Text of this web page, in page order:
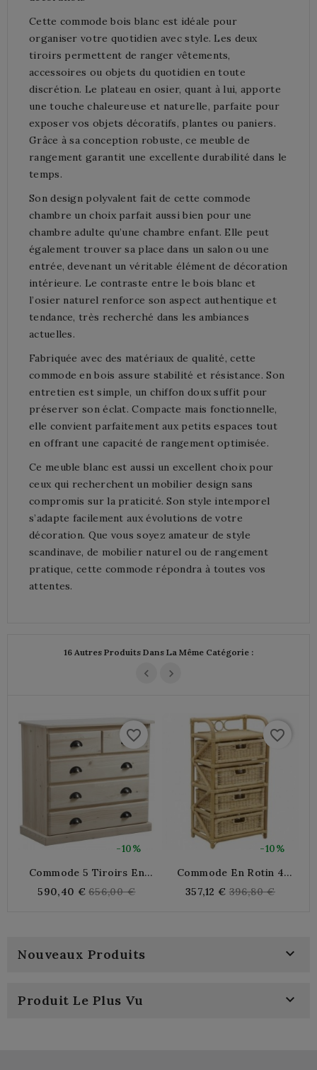
Cette commode bois blanc est idéale pour
organiser votre quotidien avec style. Les deux
tiroirs permettent de ranger vêtements,
accessoires ou objets du quotidien en toute
discrétion. Le plateau en osier, quant à lui, apporte
une touche chaleureuse et naturelle, parfaite pour
exposer vos objets décoratifs, plantes ou paniers.
Grâce à sa conception robuste, ce meuble de
rangement garantit une excellente durabilité dans le
temps.
Son design polyvalent fait de cette commode
chambre un choix parfait aussi bien pour une
chambre adulte qu’une chambre enfant. Elle peut
également trouver sa place dans un salon ou une
entrée, devenant un véritable élément de décoration
intérieure. Le contraste entre le bois blanc et
l’osier naturel renforce son aspect authentique et
tendance, très recherché dans les ambiances
actuelles.
Fabriquée avec des matériaux de qualité, cette
commode en bois assure stabilité et résistance. Son
entretien est simple, un chiffon doux suffit pour
préserver son éclat. Compacte mais fonctionnelle,
elle convient parfaitement aux petits espaces tout
en offrant une capacité de rangement optimisée.
Ce meuble blanc est aussi un excellent choix pour
ceux qui recherchent un mobilier design sans
compromis sur la praticité. Son style intemporel
s’adapte facilement aux évolutions de votre
décoration. Que vous soyez amateur de style
scandinave, de mobilier naturel ou de rangement
pratique, cette commode répondra à toutes vos
attentes.
16 Autres Produits Dans La Même Catégorie :
-10%
favorite_border
Commode 5 Tiroirs En
590,40 € Regular
656,00 €
-10%
favorite_border
Commode En Rotin 4
357,12 € Regular
396,80 €
Nouveaux Produits 
Produit Le Plus Vu 